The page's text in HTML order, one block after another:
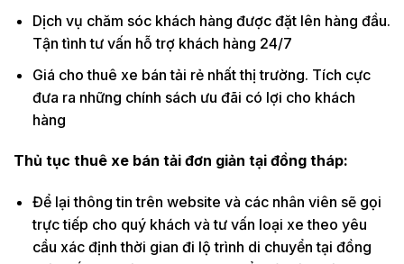
Dịch vụ chăm sóc khách hàng được đặt lên hàng đầu.
Tận tình tư vấn hỗ trợ khách hàng 24/7
Giá cho thuê xe bán tải rẻ nhất thị trường. Tích cực
đưa ra những chính sách ưu đãi có lợi cho khách
hàng
Thủ tục thuê xe bán tải đơn giản tại đồng tháp:
Để lại thông tin trên website và các nhân viên sẽ gọi
trực tiếp cho quý khách và tư vấn loại xe theo yêu
cầu xác định thời gian đi lộ trình di chuyển tại đồng